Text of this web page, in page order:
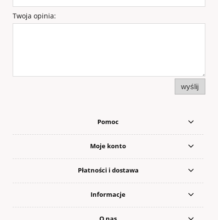
Twoja opinia:
wyślij
Pomoc
Moje konto
Płatności i dostawa
Informacje